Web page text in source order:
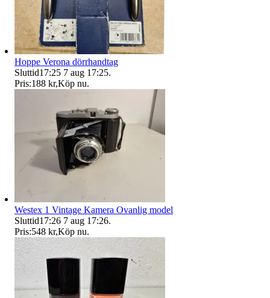
Hoppe Verona dörrhandtag
Sluttid17:25 7 aug 17:25.
Pris:188 kr,Köp nu.
Westex 1 Vintage Kamera Ovanlig model
Sluttid17:26 7 aug 17:26.
Pris:548 kr,Köp nu.